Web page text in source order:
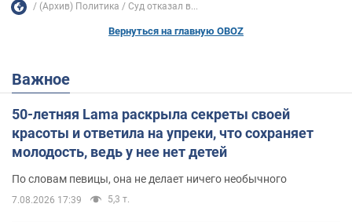
(Архив) Политика Суд отказал в...
Вернуться на главную OBOZ
Важное
50-летняя Lama раскрыла секреты своей
красоты и ответила на упреки, что сохраняет
молодость, ведь у нее нет детей
По словам певицы, она не делает ничего необычного
7.08.2026 17:39 5,3 т.